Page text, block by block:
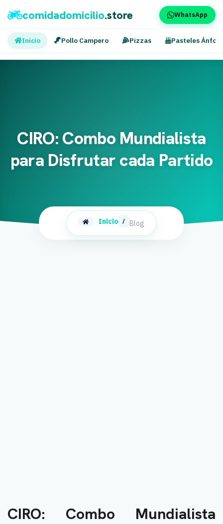
comidadomicilio.store WhatsApp
Inicio Pollo Campero Pizzas Pasteles Ánfora
CIRO: Combo Mundialista
para Disfrutar cada Partido
Inicio / Blog
CIRO: Combo Mundialista